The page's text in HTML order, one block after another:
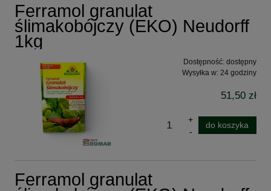
Ferramol granulat
ślimakobójczy (EKO) Neudorff
1kg
Dostępność: dostępny
Wysyłka w: 24 godziny
51,50 zł
do koszyka
Ferramol granulat